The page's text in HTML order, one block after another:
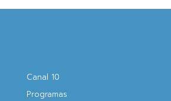
Canal 10
Programas